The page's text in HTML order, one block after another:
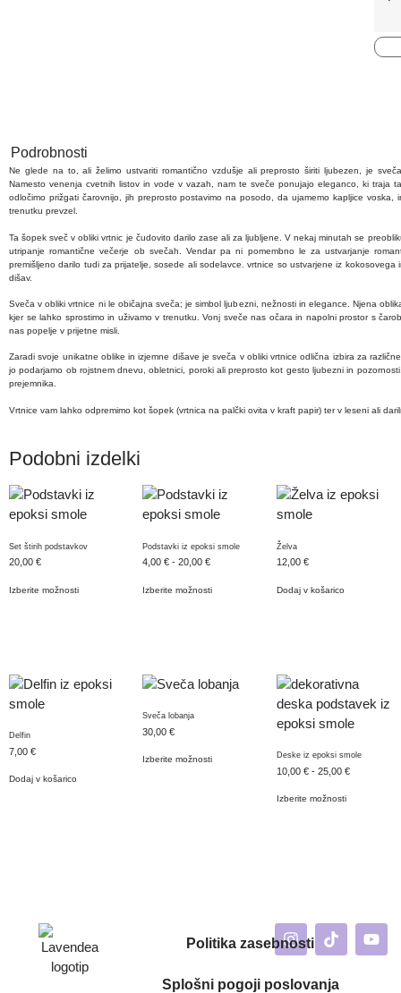
Podrobnosti
Ne glede na to, ali želimo ustvariti romantično vzdušje ali preprosto širiti ljubezen, je
Namesto venenja cvetnih listov in vode v vazah, nam te sveče ponujajo eleganco, ki traja
odločimo prižgati čarovnijo, jih preprosto postavimo na posodo, da ujamemo kapljice voska,
trenutku prevzel.
Ta šopek sveč v obliki vrtnic je čudovito darilo zase ali za ljubljene. V nekaj minutah se
utripanje romantične večerje ob svečah. Vendar pa ni pomembno le za ustvarjanje
premišljeno darilo tudi za prijatelje, sosede ali sodelavce. vrtnice so ustvarjene iz kokosovega
dišav.
Sveča v obliki vrtnice ni le običajna sveča; je simbol ljubezni, nežnosti in elegance. Njena
kjer se lahko sprostimo in uživamo v trenutku. Vonj sveče nas očara in napolni prostor s
nas popelje v prijetne misli.
Zaradi svoje unikatne oblike in izjemne dišave je sveča v obliki vrtnice odlična izbira za
jo podarjamo ob rojstnem dnevu, obletnici, poroki ali preprosto kot gesto ljubezni in
prejemnika.
Vrtnice vam lahko odpremimo kot šopek (vrtnica na palčki ovita v kraft papir) ter v leseni ali
Podobni izdelki
Set štirih podstavkov
20,00 €
Izberite možnosti
Podstavki iz epoksi smole
4,00€ - 20,00€
Izberite možnosti
Želva
12,00 €
Dodaj v košarico
Delfin
7,00 €
Dodaj v košarico
Sveča lobanja
30,00€
Izberite možnosti Deske iz epoksi smole
10,00 € - 25,00 €
Izberite možnosti
Politika zasebnosti
Splošni pogoji poslovanja